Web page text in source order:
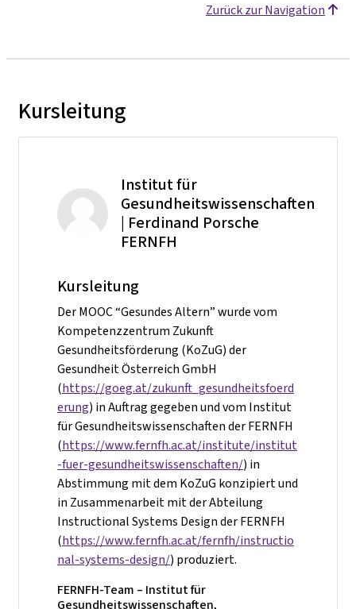
Zurück zur Navigation
Kursleitung
Institut für
Gesundheitswissenschaften
| Ferdinand Porsche
FERNFH
Kursleitung
Der MOOC “Gesundes Altern” wurde vom
Kompetenzzentrum Zukunft
Gesundheitsförderung (KoZuG) der
Gesundheit Österreich GmbH
(https://goeg.at/zukunft_gesundheitsfoerd
erung) in Auftrag gegeben und vom Institut
für Gesundheitswissenschaften der FERNFH
(https://www.fernfh.ac.at/institute/institut
-fuer-gesundheitswissenschaften/) in
Abstimmung mit dem KoZuG konzipiert und
in Zusammenarbeit mit der Abteilung
Instructional Systems Design der FERNFH
(https://www.fernfh.ac.at/fernfh/instructio
nal-systems-design/) produziert.
FERNFH‑Team – Institut für
Gesundheitswissenschaften,